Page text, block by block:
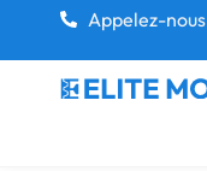
Appelez-